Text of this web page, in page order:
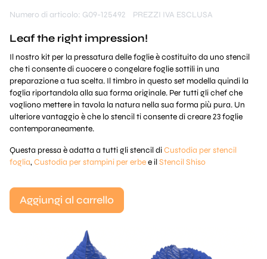
Numero di articolo: G09-125492 PREZZI IVA ESCLUSA
Leaf the right impression!
Il nostro kit per la pressatura delle foglie è costituito da uno stencil
che ti consente di cuocere o congelare foglie sottili in una
preparazione a tua scelta. Il timbro in questo set modella quindi la
foglia riportandola alla sua forma originale. Per tutti gli chef che
vogliono mettere in tavola la natura nella sua forma più pura. Un
ulteriore vantaggio è che lo stencil ti consente di creare 23 foglie
contemporaneamente.
Questa pressa è adatta a tutti gli stencil diCustodia per stencil
foglia,Custodia per stampini per erbee ilStencil Shiso
Aggiungi al carrello